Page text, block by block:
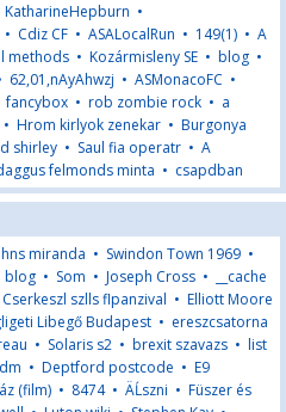
KatharineHepburn •
• Cdiz CF • ASALocalRun • 149(1) • A
methods • Kozármisleny SE • blog •
62,01,nAyAhwzj • ASMonacoFC •
fancybox • rob zombie rock • a
• Hrom kirlyok zenekar • Burgonya
shirley • Saul fia operatr • A
felmonds minta • csapdban
miranda • Swindon Town 1969 •
blog • Som • Joseph Cross •
__cache
Cserkeszl szlls flpanzival • Elliott Moore
Libegő Budapest • ereszcsatorna
• Solaris s2 • brexit szavazs • list
• Deptford postcode • E9
(film) • 8474• ÄĹszni • Füszer és